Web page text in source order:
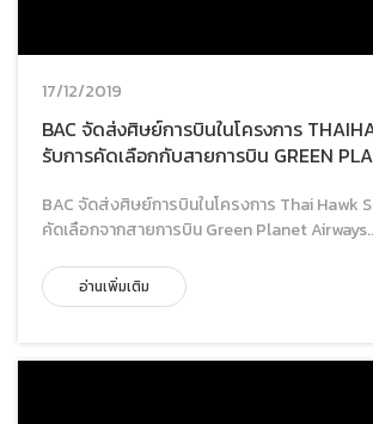
17/12/2019
BAC จัดส่งศิษย์การบินในโครงการ
รับการคัดเลือกกับสายการบิน GREEN
BAC จัดส่งศิษย์การบินในโครงการ Thai Hawk
คัดเลือกจากสายการบิน Green Planet
อ่านเพิ่มเติม